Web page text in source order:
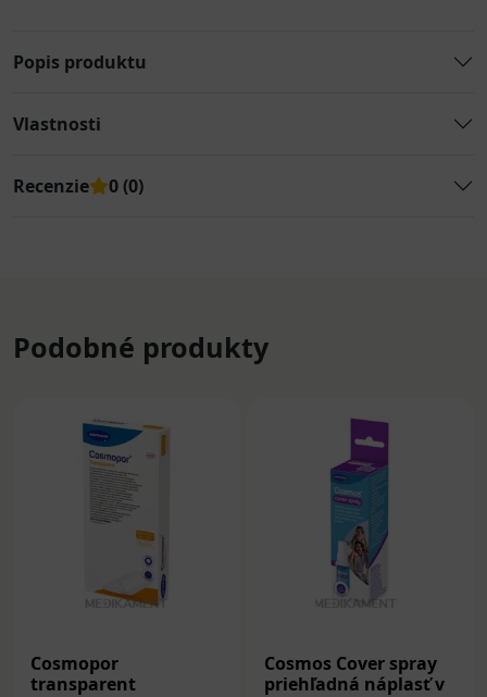
Popis produktu
Vlastnosti
Recenzie 0 (0)
Podobné produkty
Cosmopor
transparent
Cosmos Cover spray
priehľadná náplasť v